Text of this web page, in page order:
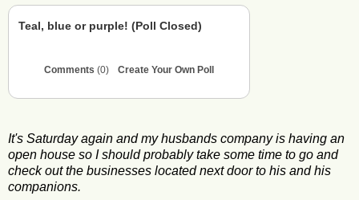
Teal, blue or purple! (Poll Closed)
Comments (0) Create Your Own Poll
It's Saturday again and my husbands company is having an
open house so I should probably take some time to go and
check out the businesses located next door to his and his
companions.